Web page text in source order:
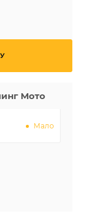
Мото
Мало